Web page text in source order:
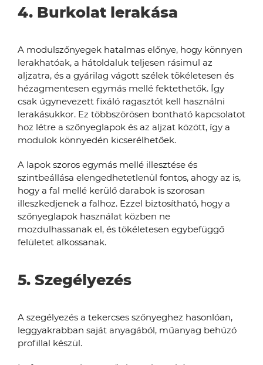
4. Burkolat lerakása
A modulszőnyegek hatalmas előnye, hogy könnyen
lerakhatóak, a hátoldaluk teljesen rásimul az
aljzatra, és a gyárilag vágott szélek tökéletesen és
hézagmentesen egymás mellé fektethetők. Így
csak úgynevezett fixáló ragasztót kell használni
lerakásukkor. Ez többszörösen bontható kapcsolatot
hoz létre a szőnyeglapok és az aljzat között, így a
modulok könnyedén kicserélhetőek.
A lapok szoros egymás mellé illesztése és
szintbeállása elengedhetetlenül fontos, ahogy az is,
hogy a fal mellé kerülő darabok is szorosan
illeszkedjenek a falhoz. Ezzel biztosítható, hogy a
szőnyeglapok használat közben ne
mozdulhassanak el, és tökéletesen egybefüggő
felületet alkossanak.
5. Szegélyezés
A szegélyezés a tekercses szőnyeghez hasonlóan,
leggyakrabban saját anyagából, műanyag behúzó
profillal készül.